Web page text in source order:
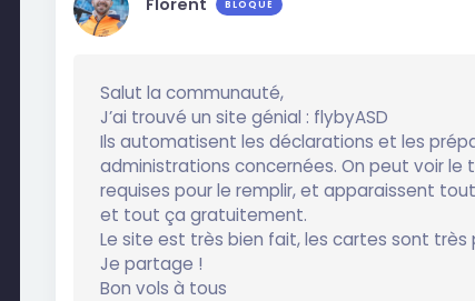
BLOQUÉ
Salut la communauté,
J’ai trouvé un site génial : flybyASD
Ils automatisent les déclarations et les
administrations concernées. On peut voir
requises pour le remplir, et apparaissent
et tout ça gratuitement.
Le site est très bien fait, les cartes sont très
Je partage !
Bon vols à tous